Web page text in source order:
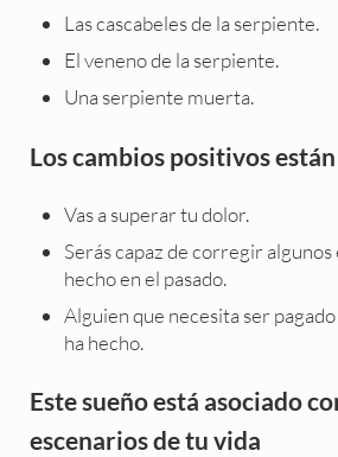
Las cascabeles de la serpiente.
El veneno de la serpiente.
Una serpiente muerta.
Los cambios positivos
Vas a superar tu dolor.
Serás capaz de corregir
hecho en el pasado.
Alguien que necesita ser
ha hecho.
Este sueño está asociado
escenarios de tu vida